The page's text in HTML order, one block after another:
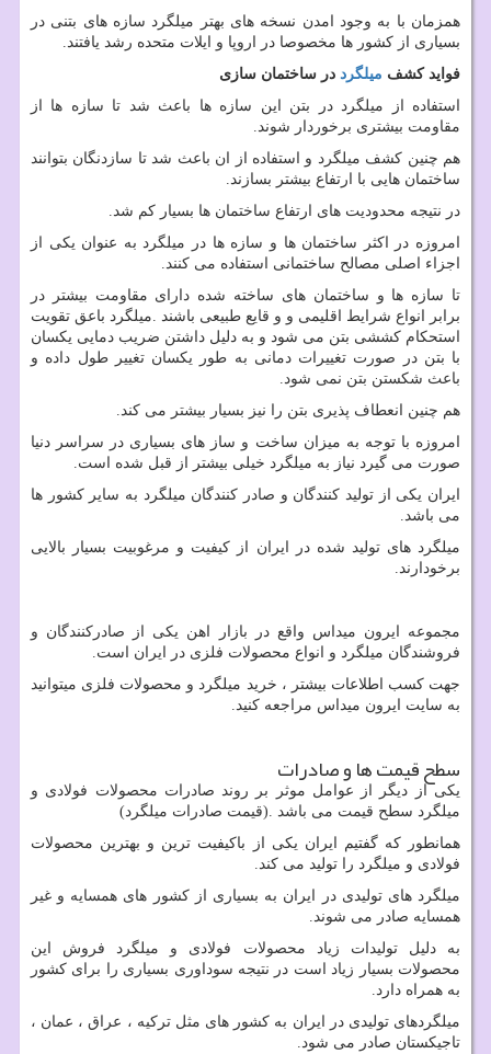
همزمان با به وجود امدن نسخه های بهتر میلگرد سازه های بتنی در
بسیاری از کشور ها مخصوصا در اروپا و ایلات متحده رشد یافتند.
فواید کشف میلگرد در ساختمان سازی
استفاده از میلگرد در بتن این سازه ها باعث شد تا سازه ها از
مقاومت بیشتری برخوردار شوند.
هم چنین کشف میلگرد و استفاده از ان باعث شد تا سازدنگان بتوانند
ساختمان هایی با ارتفاع بیشتر بسازند.
در نتیجه محدودیت های ارتفاع ساختمان ها بسیار کم شد.
امروزه در اکثر ساختمان ها و سازه ها در میلگرد به عنوان یکی از
اجزاء اصلی مصالح ساختمانی استفاده می کنند.
تا سازه ها و ساختمان های ساخته شده دارای مقاومت بیشتر در
برابر انواع شرایط اقلیمی و و قایع طبیعی باشند .میلگرد باعق تقویت
استحکام کششی بتن می شود و به دلیل داشتن ضریب دمایی یکسان
با بتن در صورت تغییرات دمانی به طور یکسان تغییر طول داده و
باعث شکستن بتن نمی شود.
هم چنین انعطاف پذیری بتن را نیز بسیار بیشتر می کند.
امروزه با توجه به میزان ساخت و ساز های بسیاری در سراسر دنیا
صورت می گیرد نیاز به میلگرد خیلی بیشتر از قبل شده است.
ایران یکی از تولید کنندگان و صادر کنندگان میلگرد به سایر کشور ها
می باشد.
میلگرد های تولید شده در ایران از کیفیت و مرغوبیت بسیار بالایی
برخودارند.
مجموعه ایرون میداس واقع در بازار اهن یکی از صادرکنندگان و
فروشندگان میلگرد و انواع محصولات فلزی در ایران است.
جهت کسب اطلاعات بیشتر ، خرید میلگرد و محصولات فلزی میتوانید
به سایت ایرون میداس مراجعه کنید.
سطح قیمت ها و صادرات
یکی از دیگر از عوامل موثر بر روند صادرات محصولات فولادی و
میلگرد سطح قیمت می باشد .(قیمت صادرات میلگرد)
همانطور که گفتیم ایران یکی از باکیفیت ترین و بهترین محصولات
فولادی و میلگرد را تولید می کند.
میلگرد های تولیدی در ایران به بسیاری از کشور های همسایه و غیر
همسایه صادر می شوند.
به دلیل تولیدات زیاد محصولات فولادی و میلگرد فروش این
محصولات بسیار زیاد است در نتیجه سوداوری بسیاری را برای کشور
به همراه دارد.
میلگردهای تولیدی در ایران به کشور های مثل ترکیه ، عراق ، عمان ،
تاجیکستان صادر می شود.